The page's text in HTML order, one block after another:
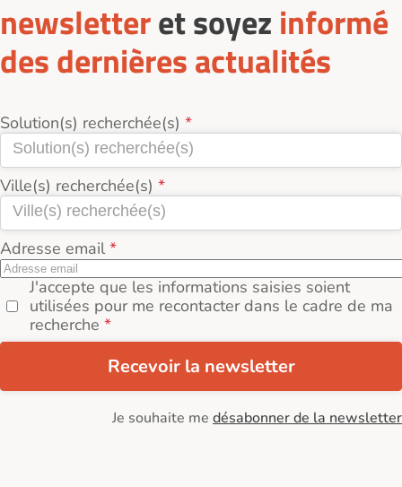
newsletteret soyez informé
des dernières actualités
Solution(s) recherchée(s)
Ville(s) recherchée(s)
Adresse email
J'accepte que les informations saisies soient
utilisées pour me recontacter dans le cadre de ma
recherche
Recevoir la newsletter
Je souhaite me désabonner de la newsletter